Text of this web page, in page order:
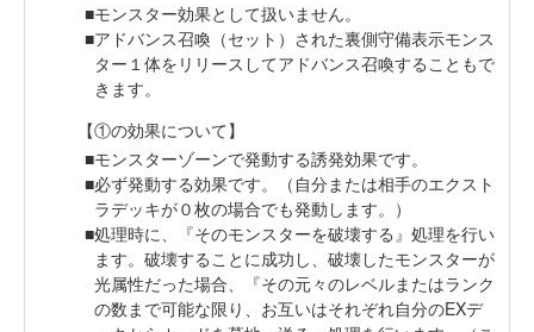
モンスター効果として扱いません。
アドバンス召喚（セット）された裏側守備表示モンス
ター１体をリリースしてアドバンス召喚することもで
きます。
【①の効果について】
モンスターゾーンで発動する誘発効果です。
必ず発動する効果です。（自分または相手のエクスト
ラデッキが０枚の場合でも発動します。）
処理時に、『そのモンスターを破壊する』処理を行い
ます。破壊することに成功し、破壊したモンスターが
光属性だった場合、『その元々のレベルまたはランク
の数まで可能な限り、お互いはそれぞれ自分のEXデ